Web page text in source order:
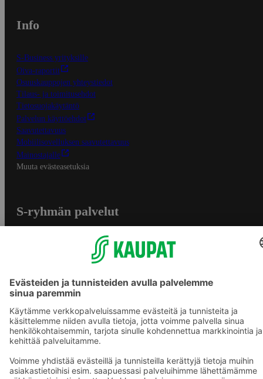
Info
S-Business yrityksille
Oiva-raportit
Osuuskauppojen yhteystiedot
Tilaus- ja toimitusehdot
Tietosuojakäytäntö
Palvelun käyttöehdot
Saavutettavuus
Mobiilisovelluksen saavutettavuus
Mainostajalle
Muuta evästeasetuksia
S-ryhmän palvelut
S-ostoslista -sovellus
Prisma.fi
Sokos.fi
S-Pankki
Yhteishyvä
Sokos Hotels
Raflaamo